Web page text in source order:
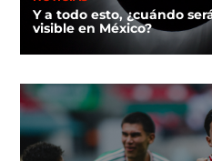
Y a todo esto, ¿cuándo
visible en México?